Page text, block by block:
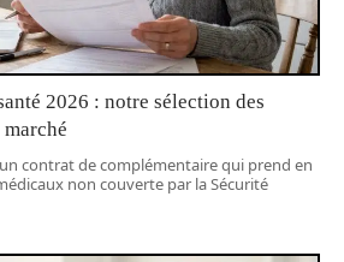
2026 : notre sélection des
contrat de complémentaire qui prend en
non couverte par la Sécurité